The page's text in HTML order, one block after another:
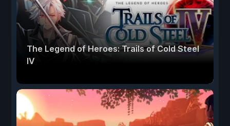
The Legend of Heroes: Trails of Cold Steel
IV